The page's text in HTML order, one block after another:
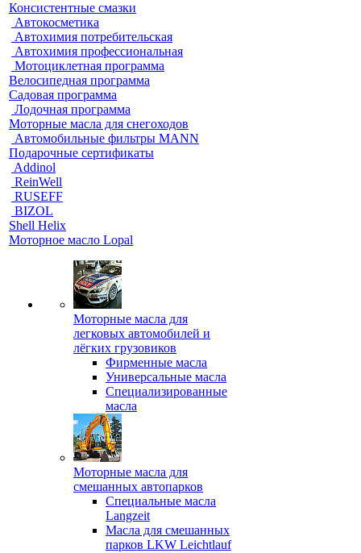
Консистентные смазки
Автокосметика
Автохимия потребительская
Автохимия профессиональная
Мотоциклетная программа
Велосипедная программа
Садовая программа
Лодочная программа
Моторные масла для снегоходов
Автомобильные фильтры MANN
Подарочные сертификаты
Addinol
ReinWell
RUSEFF
BIZOL
Shell Helix
Моторное масло Lopal
Моторные масла для
легковых автомобилей и
лёгких грузовиков
Фирменные масла
Универсальные масла
Специализированные
масла
Моторные масла для
смешанных автопарков
Специальные масла
Langzeit
Масла для смешанных
парков LKW Leichtlauf